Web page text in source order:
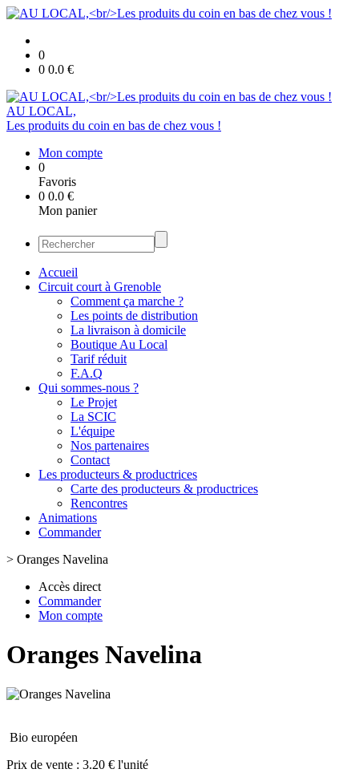
0
0 0.0 €
AU LOCAL,
Les produits du coin en bas de chez vous !
Mon compte
0
Favoris
0 0.0 €
Mon panier
Accueil
Circuit court à Grenoble
Comment ça marche ?
Les points de distribution
La livraison à domicile
Boutique Au Local
Tarif réduit
F.A.Q
Qui sommes-nous ?
Le Projet
La SCIC
L'équipe
Nos partenaires
Contact
Les producteurs & productrices
Carte des producteurs & productrices
Rencontres
Animations
Commander
> Oranges Navelina
Accès direct
Commander
Mon compte
Oranges Navelina
Bio européen
Prix de vente : 3.20 € l'unité